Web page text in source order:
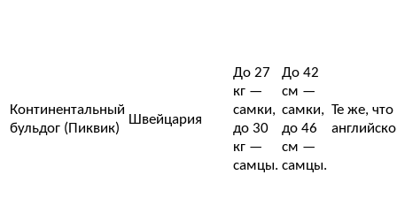
Континентальный
бульдог (Пиквик)
Швейцария
До 27
кг —
самки,
до 30
кг —
самцы.
До 42
см —
самки,
до 46
см —
самцы.
Те же,